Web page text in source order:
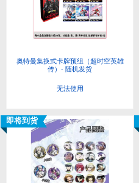
奥特曼集换式卡牌预组（超时空英雄
传）- 随机发货
无法使用
即将到货